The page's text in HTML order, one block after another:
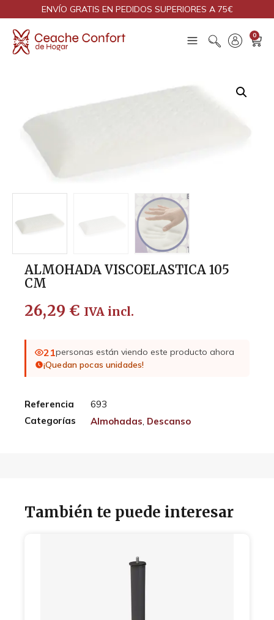
ENVÍO GRATIS EN PEDIDOS SUPERIORES A 75€
0
ALMOHADA VISCOELASTICA 105
CM
26,29 € IVA incl.
21personas están viendo este producto ahora
¡Quedan pocas unidades!
Referencia
693
Categorías
Almohadas Descanso
También te puede interesar